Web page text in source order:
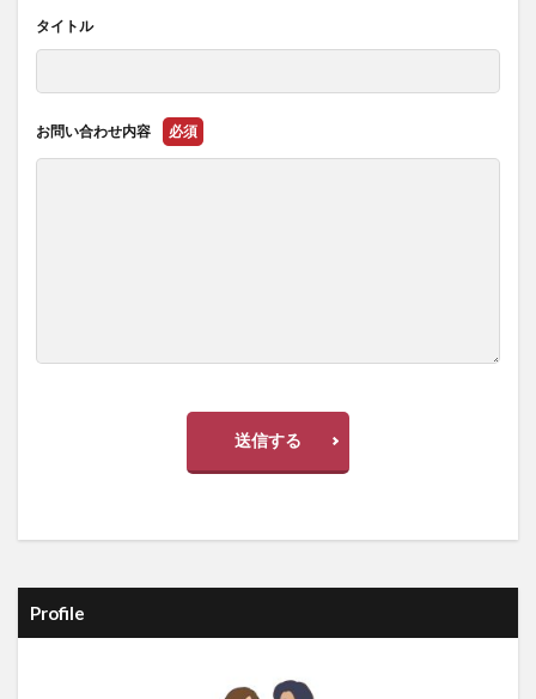
タイトル
お問い合わせ内容 必須
送信する
Profile